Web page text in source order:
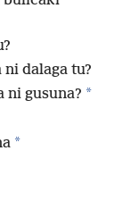
dalaga tu?
ni gusuna? *
*